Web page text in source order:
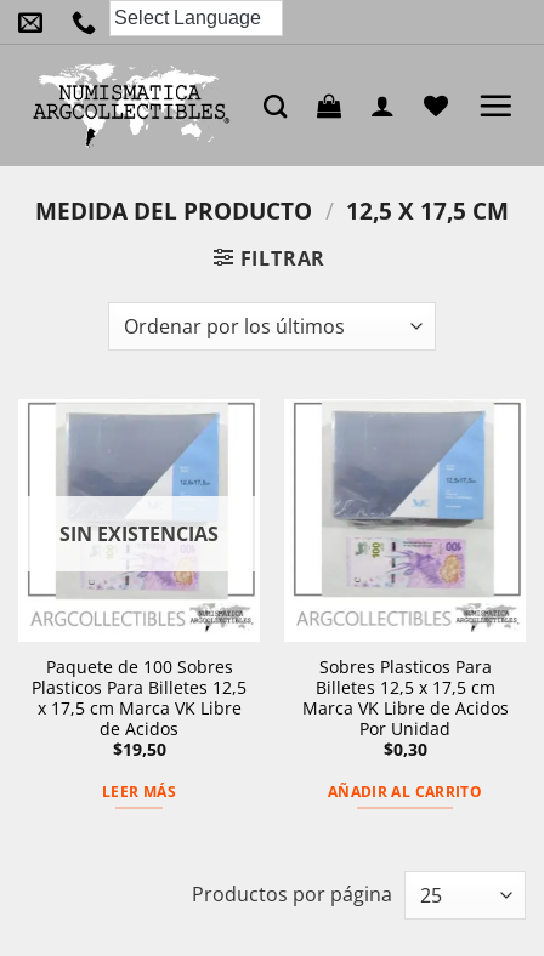
Saltar
al
contenido
MEDIDA DEL PRODUCTO / 12,5 X 17,5 CM
FILTRAR
SIN EXISTENCIAS
Paquete de 100 Sobres
Plasticos Para Billetes 12,5
x 17,5 cm Marca VK Libre
de Acidos
$19,50
LEER MÁS
Sobres Plasticos Para
Billetes 12,5 x 17,5 cm
Marca VK Libre de Acidos
Por Unidad
$0,30
AÑADIR AL CARRITO
Productos por página